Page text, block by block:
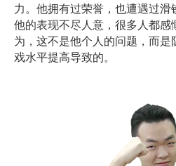
力。他拥有过荣誉，也遭遇过滑
他的表现不尽人意，很多人都感
为，这不是他个人的问题，而
戏水平提高导致的。